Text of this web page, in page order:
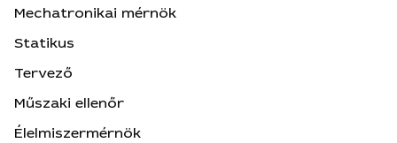
Mechatronikai mérnök
Statikus
Tervező
Műszaki ellenőr
Élelmiszermérnök